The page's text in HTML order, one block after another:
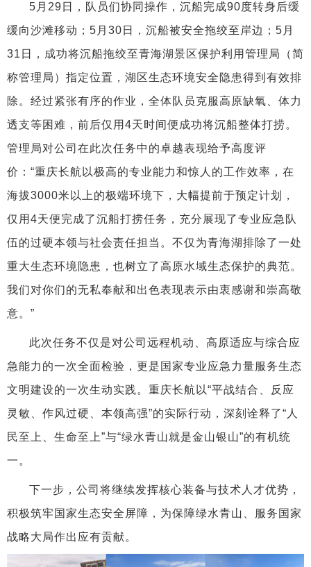
5月29日，队员们协同操作，沉船完成90度转身后缓
缓向沙滩移动；5月30日，沉船被安全拖绞至岸边；5月
31日，成功将沉船拖绞至青海湖景区保护利用管理局（简
称管理局）指定位置，湖区生态环境安全隐患得到有效排
除。经过紧张有序的作业，全体队员克服高原缺氧、体力
透支等困难，前后仅用4天时间便成功将沉船整体打捞。
管理局对公司在此次任务中的卓越表现给予高度评
价：“重庆长航以极高的专业能力和惊人的工作效率，在
海拔3000米以上的极端环境下，大幅提前于预定计划，
仅用4天便完成了沉船打捞任务，充分展现了专业应急队
伍的过硬本领与社会责任担当。不仅为青海湖排除了一处
重大生态环境隐患，也树立了高原水域生态保护的典范。
我们对你们的无私奉献和出色表现表示由衷感谢和崇高敬
意。”
此次任务不仅是对公司远程机动、高原适应与综合应
急能力的一次全面检验，更是国家专业应急力量服务生态
文明建设的一次生动实践。重庆长航以“平战结合、反应
灵敏、作风过硬、本领高强”的实际行动，深刻诠释了“人
民至上、生命至上”与“绿水青山就是金山银山”的有机统
一。
下一步，公司将继续发挥核心装备与技术人才优势，
积极筑牢国家生态安全屏障，为保障绿水青山、服务国家
战略大局作出应有贡献。